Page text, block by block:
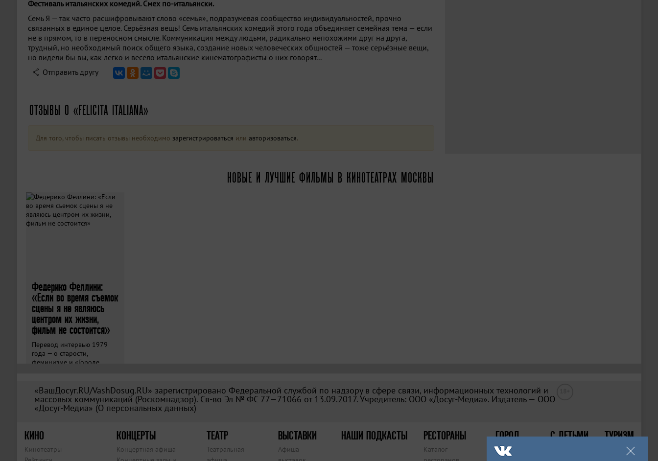
Фестиваль итальянских комедий. Смех по-итальянски.
Семь Я — так часто расшифровывают слово «семья», подразумевая сообщество индивидуальностей, прочно
связанных в единое целое. Серьёзная вещь! Семь итальянских комедий этого года объединяет семейная тема — если
не в прямом, то в переносном смысле. Коммуникация между людьми, радикально непохожими друг на друга,
трудный, но необходимый поиск общего языка, создание новых человеческих общностей — тоже серьёзные вещи,
но видели бы вы, как легко и весело итальянские кинематографисты о них говорят...
Отправить другу
ОТЗЫВЫ О «FELICITA ITALIANA»
Для того, чтобы писать отзывы необходимо зарегистрироваться или авторизоваться.
НОВЫЕ И ЛУЧШИЕ ФИЛЬМЫ В КИНОТЕАТРАХ МОСКВЫ
Федерико Феллини:
«Если во время съемок
сцены я не являюсь
центром их жизни,
фильм не состоится»
Перевод интервью 1979
года — о старости,
феминизме и «Городе
«ВашДосуг.RU/VashDosug.RU» зарегистрировано Федеральной службой по надзору в сфере связи, информационных технологий и
массовых коммуникаций (Роскомнадзор). Св-во Эл № ФС 77—71066 от 13.09.2017. Учредитель: ООО «Досуг-Медиа». Издатель — ООО
«Досуг-Медиа» (О персональных данных)
КИНО
Кинотеатры
КОНЦЕРТЫ
Концертная афиша
ТЕАТР
Театральная
ВЫСТАВКИ
Афиша
НАШИ ПОДКАСТЫ РЕСТОРАНЫ
Каталог
ГОРОД
Места
С ДЕТЬМИ ТУРИЗМ